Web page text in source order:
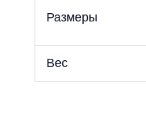
Размеры
Вес